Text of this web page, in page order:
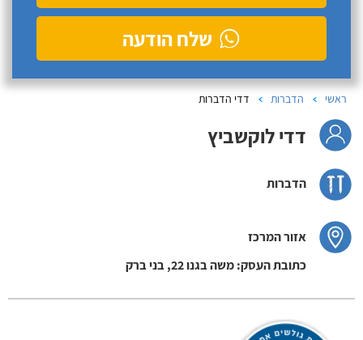
ראשי הדברות דדי הדברות
דדי לוקשביץ
הדברות
אזור המרכז
כתובת העסק: משה בגנו 22, בני ברק
שלח הודעה